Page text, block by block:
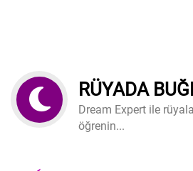
RÜYADA
Dream Expert ile
öğrenin...